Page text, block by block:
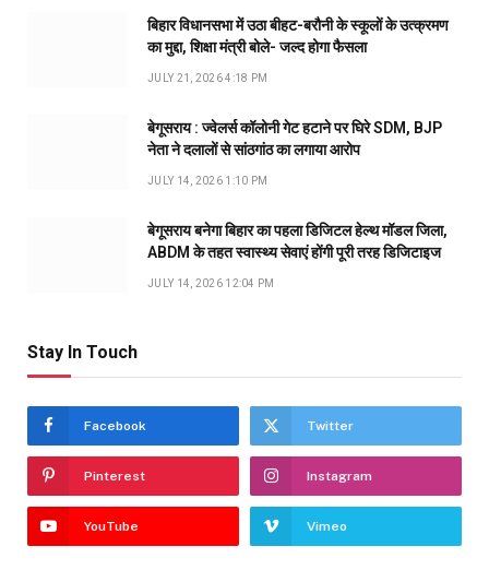
बिहार विधानसभा में उठा बीहट-बरौनी के स्कूलों के उत्क्रमण
का मुद्दा, शिक्षा मंत्री बोले- जल्द होगा फैसला
JULY 21, 2026 4:18 PM
बेगूसराय : ज्वेलर्स कॉलोनी गेट हटाने पर घिरे SDM, BJP
नेता ने दलालों से सांठगांठ का लगाया आरोप
JULY 14, 2026 1:10 PM
बेगूसराय बनेगा बिहार का पहला डिजिटल हेल्थ मॉडल जिला,
ABDM के तहत स्वास्थ्य सेवाएं होंगी पूरी तरह डिजिटाइज
JULY 14, 2026 12:04 PM
Stay In Touch
Facebook Twitter
Pinterest Instagram
YouTube Vimeo